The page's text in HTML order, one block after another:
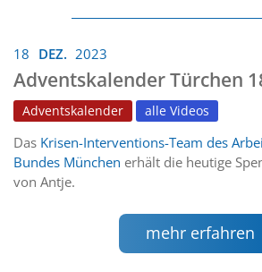
18 DEZ. 2023
Adventskalender Türchen
Adventskalender alle Videos
Das Krisen-Interventions-Team des
Bundes München erhält die heutige
von Antje.
mehr erfahren